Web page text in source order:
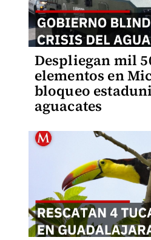
Despliegan mil
elementos en
bloqueo
aguacates